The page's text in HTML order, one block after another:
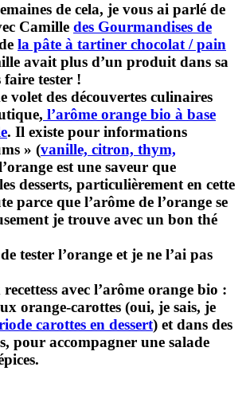
de cela, je vous ai parlé de
Camille des Gourmandises de
la pâte à tartiner chocolat / pain
avait plus d’un produit dans sa
tester !
volet des découvertes culinaires
l’arôme orange bio à base
. Il existe pour informations
» (vanille, citron, thym,
est une saveur que
desserts, particulièrement en cette
parce que l’arôme de l’orange se
je trouve avec un bon thé
tester l’orange et je ne l’ai pas
avec l’arôme orange bio :
orange-carottes (oui, je sais, je
carottes en dessert) et dans des
pour accompagner une salade